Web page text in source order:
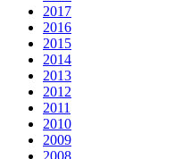
2017
2016
2015
2014
2013
2012
2011
2010
2009
2008